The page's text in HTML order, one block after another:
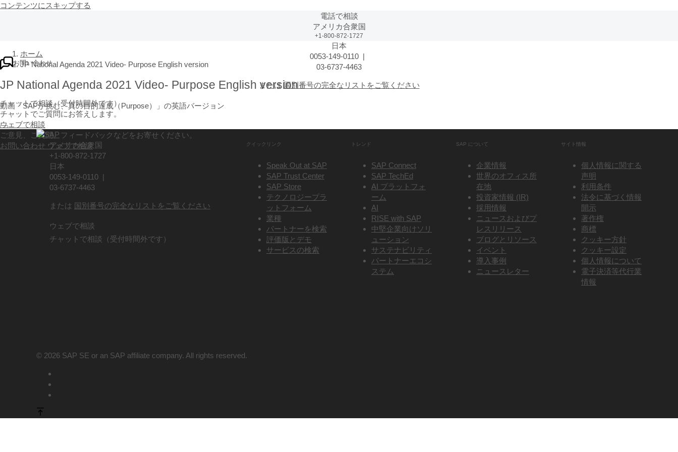
コンテンツにスキップする
電話で相談
アメリカ合衆国
+1-800-872-1727
日本
0053-149-0110 |
03-6737-4463
または国別番号の完全なリストをご覧ください
チャットで相談（受付時間外です）
チャットでご質問にお答えします。
ウェブで相談
ご意見、ご質問、フィードバックなどをお寄せください。
お問い合わせ ウェブで相談
お問い合わせ
ホーム
JP National Agenda 2021 Video- Purpose English version
JP National Agenda 2021 Video- Purpose English version
​​動画「SAPが挑む、真の目的達成（Purpose）」の英語バージョン
アメリカ合衆国
+1-800-872-1727
日本
0053-149-0110 |
03-6737-4463
または 国別番号の完全なリストをご覧ください
ウェブで相談
チャットで相談（受付時間外です）
クイックリンク
Speak Out at SAP
SAP Trust Center
SAP Store
テクノロジープラ
ットフォーム
業種
パートナーを検索
評価版とデモ
サービスの検索
トレンド
SAP Connect
SAP TechEd
AI プラットフォ
ーム
AI
RISE with SAP
中堅企業向けソリ
ューション
サステナビリティ
パートナーエコシ
ステム
SAP について
企業情報
世界のオフィス所
在地
投資家情報 (IR)
採用情報
ニュースおよびプ
レスリリース
ブログとリソース
イベント
導入事例
ニュースレター
サイト情報
個人情報に関する
声明
利用条件
法令に基づく情報
開示
著作権
商標
クッキー方針
クッキー設定
個人情報について
電子決済等代行業
情報
© 2026 SAP SE or an SAP affiliate company. All rights reserved.